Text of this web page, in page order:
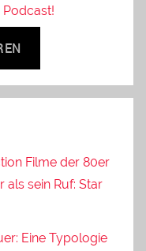
Podcast!
Filme der 80er
als sein Ruf: Star
Eine Typologie